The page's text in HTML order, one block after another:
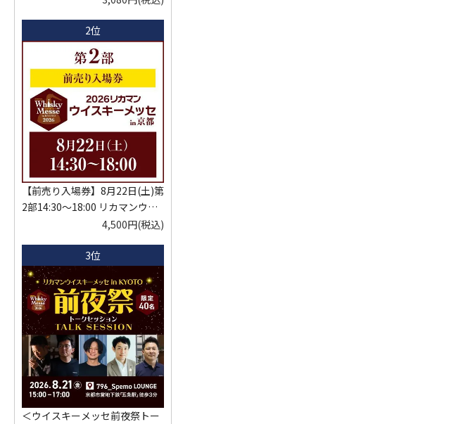
サケ 秋田県 男鹿市
2位
【前売り入場券】8月22日(土)第
2部14:30～18:00 リカマンウイ
スキーメッセ in京都 2026 1枚
中旬】にメールにて配信予定
※代引き決済不可
4,500円(税込)
3位
＜ウイスキーメッセ前夜祭トー